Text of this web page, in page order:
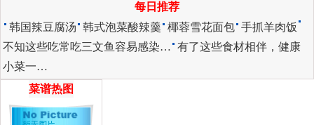
每日推荐
韩国辣豆腐汤 韩式泡菜酸辣羹 椰蓉雪花面包 手抓羊肉饭
不知这些吃常吃三文鱼容易感染… 有了这些食材相伴，健康
小菜一…
菜谱热图